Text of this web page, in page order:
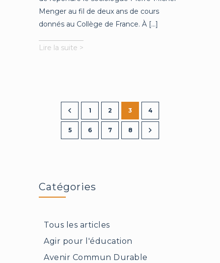
Menger au fil de deux ans de cours
donnés au Collège de France. À [...]
Lire la suite >
1 2 3 4
5 6 7 8
Catégories
Tous les articles
Agir pour l'éducation
Avenir Commun Durable